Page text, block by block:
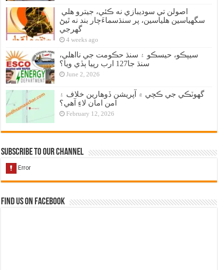
سگهياسين هلياسين، پر سنڌسماءَچار بند نه ٿيڻ
گهرجي
4 weeks ago
سيپڪو، حيسڪو ۽ سنڌ حڪومت جي نااهلي،
سنڌ جا127 ارب رپيا ٻڏي ويا؟
June 2, 2026
گهوٽڪي جي ڪچي ۾ آپريشن ڏوهارين خلاف ۽
امن امان لاءِ آهي؟
February 12, 2026
Subscribe to our Channel
Find us on Facebook